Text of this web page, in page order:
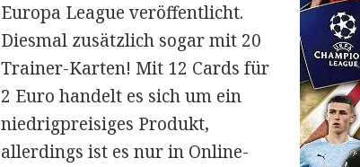
Europa League veröffentlicht.
Diesmal zusätzlich sogar mit 20
Trainer-Karten! Mit 12 Cards für
2 Euro handelt es sich um ein
niedrigpreisiges Produkt,
allerdings ist es nur in Online-